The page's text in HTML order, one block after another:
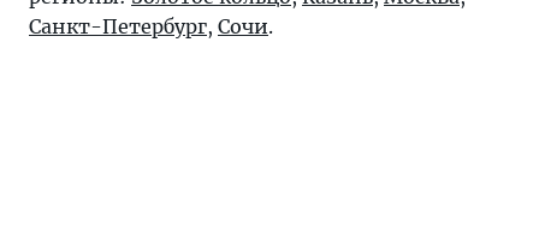
Санкт-Петербург, Сочи.